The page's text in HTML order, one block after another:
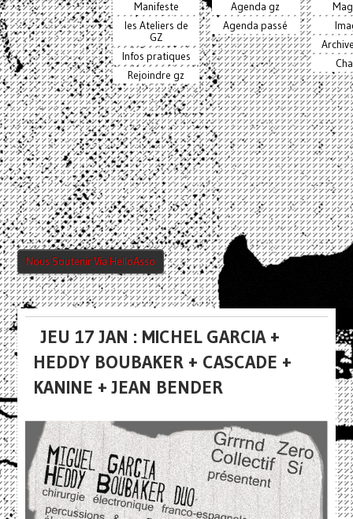
Manifeste
les Ateliers de
GZ
Infos pratiques
Rejoindre gz
Agenda gz
Agenda passé
Nous Soutenir Via HelloAsso
JEU 17 JAN : MICHEL GARCIA +
HEDDY BOUBAKER + CASCADE +
KANINE + JEAN BENDER